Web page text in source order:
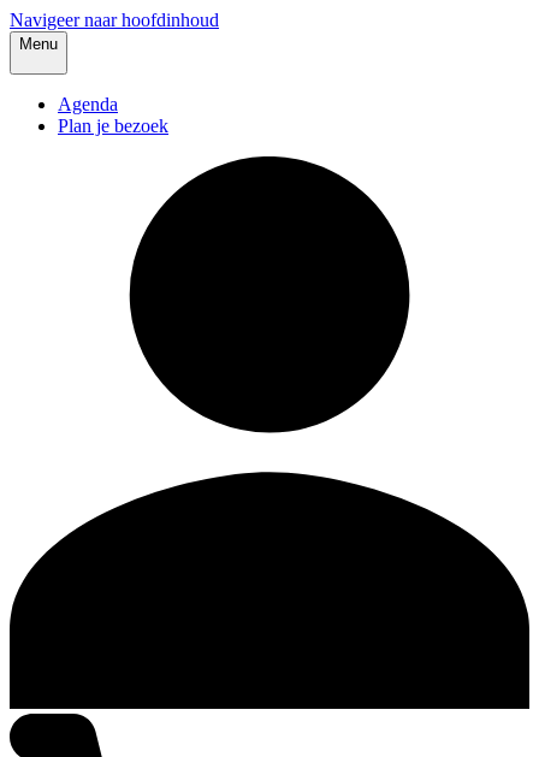
Navigeer naar hoofdinhoud
Menu
Agenda
Plan je bezoek